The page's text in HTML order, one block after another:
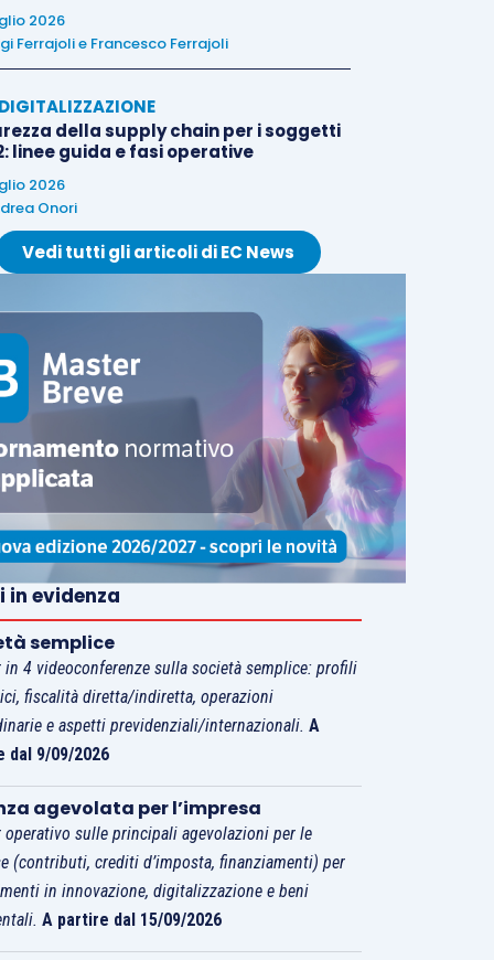
2026
Ferrajolie Francesco Ferrajoli
della supply chain per i soggetti
linee guida e fasi operative
2026
Onori
Vedi tutti gli articoli di EC News
in evidenza
semplice
in 4 videoconferenze sulla società semplice: profili
fiscalità diretta/indiretta, operazioni
e aspetti previdenziali/internazionali.A
dal 9/09/2026
agevolata per l’impresa
operativo sulle principali agevolazioni per le
(contributi, crediti d’imposta, finanziamenti) per
in innovazione, digitalizzazione e beni
A partire dal 15/09/2026